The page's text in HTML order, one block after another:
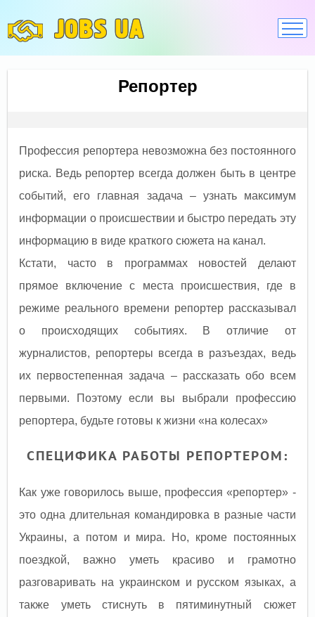
JOBS UA
Репортер
Профессия репортера невозможна без постоянного
риска. Ведь репортер всегда должен быть в центре
событий, его главная задача – узнать максимум
информации о происшествии и быстро передать эту
информацию в виде краткого сюжета на канал.
Кстати, часто в программах новостей делают
прямое включение с места происшествия, где в
режиме реального времени репортер рассказывал
о происходящих событиях. В отличие от
журналистов, репортеры всегда в разъездах, ведь
их первостепенная задача – рассказать обо всем
первыми. Поэтому если вы выбрали профессию
репортера, будьте готовы к жизни «на колесах»
СПЕЦИФИКА РАБОТЫ РЕПОРТЕРОМ:
Как уже говорилось выше, профессия «репортер» -
это одна длительная командировка в разные части
Украины, а потом и мира. Но, кроме постоянных
поездкой, важно уметь красиво и грамотно
разговаривать на украинском и русском языках, а
также уметь стиснуть в пятиминутный сюжет